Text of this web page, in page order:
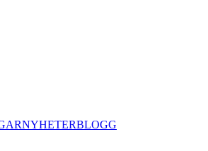
NYHETERBLOGG